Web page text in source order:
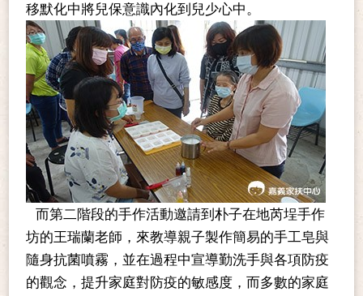
移默化中將兒保意識內化到兒少心中。
而第二階段的手作活動邀請到朴子在地芮埕手作
坊的王瑞蘭老師，來教導親子製作簡易的手工皂與
隨身抗菌噴霧，並在過程中宣導勤洗手與各項防疫
的觀念，提升家庭對防疫的敏感度，而多數的家庭